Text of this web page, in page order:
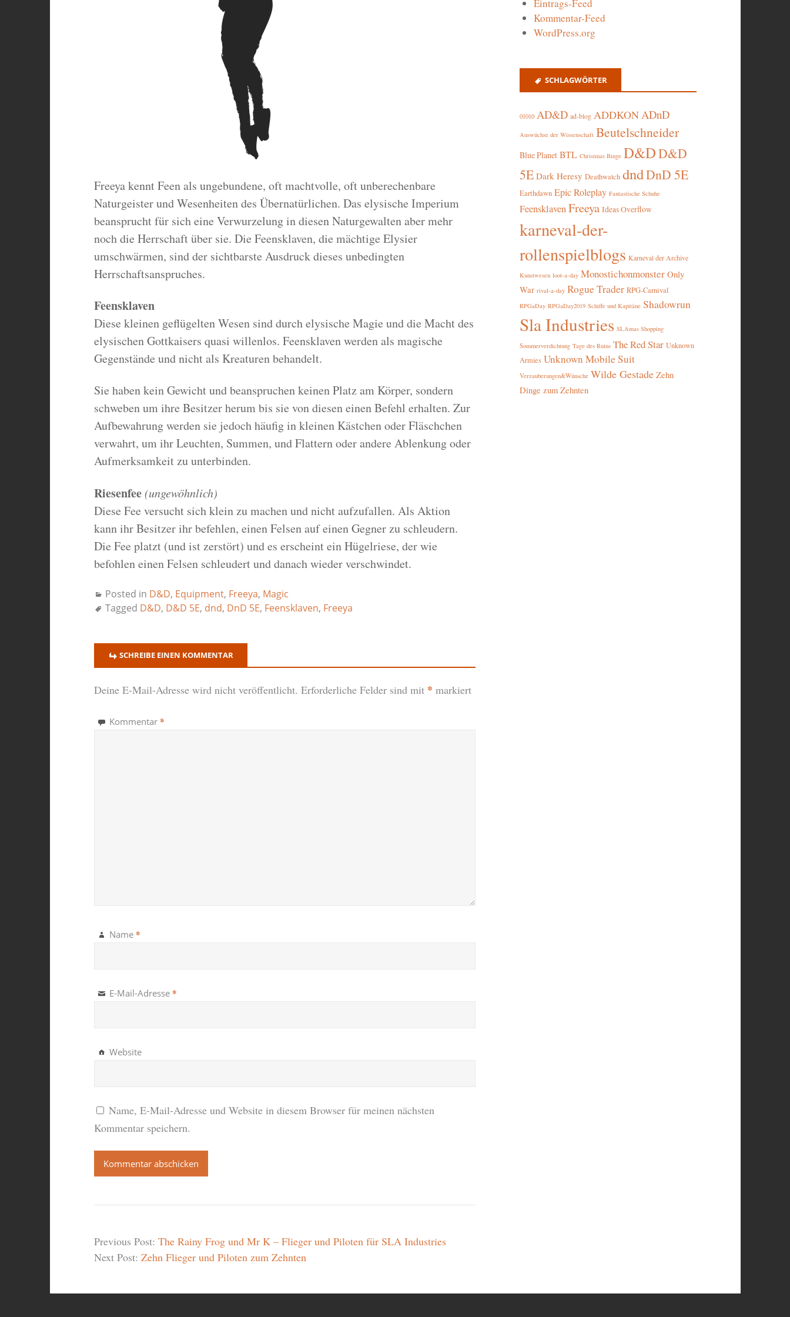
Freeya kennt Feen als ungebundene, oft machtvolle, oft unberechenbare
Naturgeister und Wesenheiten des Übernatürlichen. Das elysische Imperium
beansprucht für sich eine Verwurzelung in diesen Naturgewalten aber mehr
noch die Herrschaft über sie. Die Feensklaven, die mächtige Elysier
umschwärmen, sind der sichtbarste Ausdruck dieses unbedingten
Herrschaftsanspruches.
Feensklaven
Diese kleinen geflügelten Wesen sind durch elysische Magie und die Macht des
elysischen Gottkaisers quasi willenlos. Feensklaven werden als magische
Gegenstände und nicht als Kreaturen behandelt.
Sie haben kein Gewicht und beanspruchen keinen Platz am Körper, sondern
schweben um ihre Besitzer herum bis sie von diesen einen Befehl erhalten. Zur
Aufbewahrung werden sie jedoch häufig in kleinen Kästchen oder Fläschchen
verwahrt, um ihr Leuchten, Summen, und Flattern oder andere Ablenkung oder
Aufmerksamkeit zu unterbinden.
Riesenfee (ungewöhnlich)
Diese Fee versucht sich klein zu machen und nicht aufzufallen. Als Aktion
kann ihr Besitzer ihr befehlen, einen Felsen auf einen Gegner zu schleudern.
Die Fee platzt (und ist zerstört) und es erscheint ein Hügelriese, der wie
befohlen einen Felsen schleudert und danach wieder verschwindet.
Posted in D&D, Equipment, Freeya, Magic
Tagged D&D, D&D 5E, dnd, DnD 5E, Feensklaven, Freeya
SCHREIBE EINEN KOMMENTAR
Deine E-Mail-Adresse wird nicht veröffentlicht. Erforderliche Felder sind mit * markiert
Kommentar *
Name *
E-Mail-Adresse *
Website
Name, E-Mail-Adresse und Website in diesem Browser für meinen nächsten
Kommentar speichern.
Previous Post: The Rainy Frog und Mr K – Flieger und Piloten für SLA Industries
Next Post: Zehn Flieger und Piloten zum Zehnten
Eintrags-Feed
Kommentar-Feed
WordPress.org
SCHLAGWÖRTER
01010 AD&D ad-blog ADDKONADnD
Auswüchse der Wissenschaft Beutelschneider
Blue Planet BTL Christmas Binge D&DD&D
5E Dark Heresy Deathwatch dndDnD 5E
Earthdawn Epic Roleplay Fantastische Schuhe
Feensklaven Freeya Ideas Overflow
karneval-der-
rollenspielblogs Karneval der Archive
Kunstwesen loot-a-day Monostichonmonster Only
War rival-a-day Rogue Trader RPG-Carnival
RPGaDay RPGaDay2019 Schiffe und Kapitäne Shadowrun
Sla Industries SLAmas Shopping
Sommerverdichtung Tage des Ruins The Red Star Unknown
Armies Unknown Mobile Suit
Verzauberungen&Wünsche Wilde Gestade Zehn
Dinge zum Zehnten